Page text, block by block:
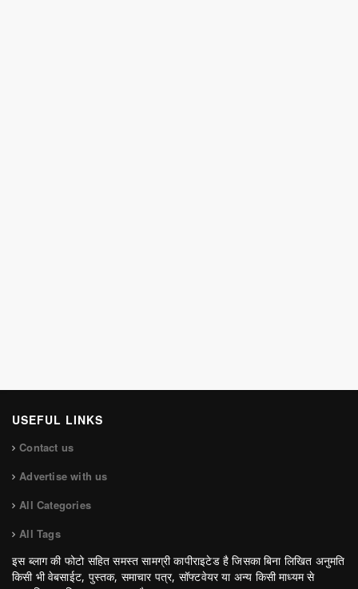
USEFUL LINKS
Contact us
Advertise with us
All Categories
All Tags
इस ब्लाग की फोटो सहित समस्त सामग्री कापीराइटेड है जिसका बिना लिखित अनुमति
किसी भी वेबसाईट, पुस्तक, समाचार पत्र, सॉफ्टवेयर या अन्य किसी माध्यम से